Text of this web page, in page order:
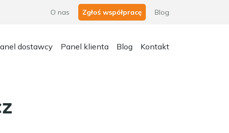
O nas Zgłoś współpracę Blog
dostawcy Panel klienta Blog Kontakt